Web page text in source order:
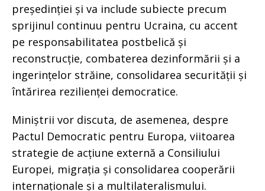
președinției și va include subiecte precum
sprijinul continuu pentru Ucraina, cu accent
pe responsabilitatea postbelică și
reconstrucție, combaterea dezinformării și a
ingerințelor străine, consolidarea securității și
întărirea rezilienței democratice.
Miniștrii vor discuta, de asemenea, despre
Pactul Democratic pentru Europa, viitoarea
strategie de acțiune externă a Consiliului
Europei, migrația și consolidarea cooperării
internaționale și a multilateralismului.